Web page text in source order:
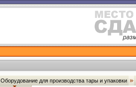
Оборудование для производства тары и упаковки